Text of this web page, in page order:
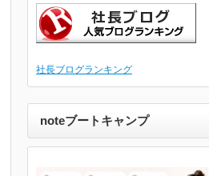
社長ブログランキング
noteブートキャンプ